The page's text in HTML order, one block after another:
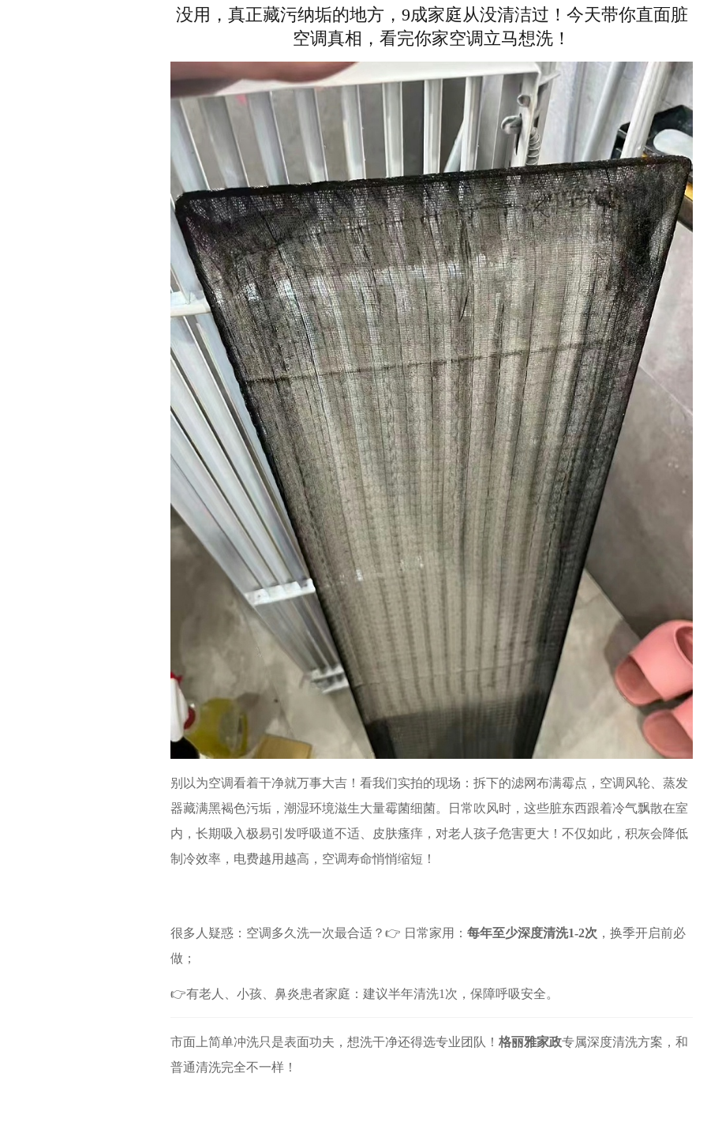
没用，真正藏污纳垢的地方，9成家庭从没清洁过！今天带你直面脏
空调真相，看完你家空调立马想洗！
别以为空调看着干净就万事大吉！看我们实拍的现场：拆下的滤网布满霉点，空调风轮、蒸发
器藏满黑褐色污垢，潮湿环境滋生大量霉菌细菌。日常吹风时，这些脏东西跟着冷气飘散在室
内，长期吸入极易引发呼吸道不适、皮肤瘙痒，对老人孩子危害更大！不仅如此，积灰会降低
制冷效率，电费越用越高，空调寿命悄悄缩短！
很多人疑惑：空调多久洗一次最合适？ 👉 日常家用： 每年至少深度清洗1-2次 ，换季开启前必
做；
👉有老人、小孩、鼻炎患者家庭：建议半年清洗1次，保障呼吸安全。
市面上简单冲洗只是表面功夫，想洗干净还得选专业团队！ 格丽雅家政专属深度清洗方案，和
普通清洗完全不一样！